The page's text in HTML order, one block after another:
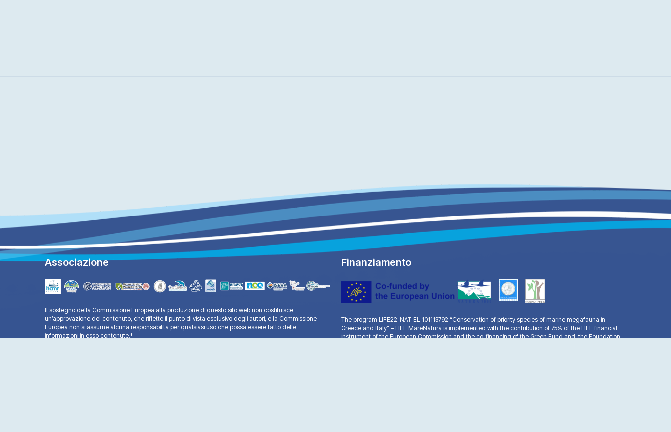
Associazione
Il sostegno della Commissione Europea alla produzione di questo sito web non costituisce
un’approvazione del contenuto, che riflette il punto di vista esclusivo degli autori, e la Commissione
Europea non si assume alcuna responsabilità per qualsiasi uso che possa essere fatto delle
informazioni in esso contenute.*
Finanziamento
The program LIFE22-NAT-EL-101113792 “Conservation of priority species of marine megafauna in
Greece and Italy” – LIFE MareNatura is implemented with the contribution of 75% of the LIFE financial
instrument of the European Commission and the co-financing of the Green Fund and the Foundation